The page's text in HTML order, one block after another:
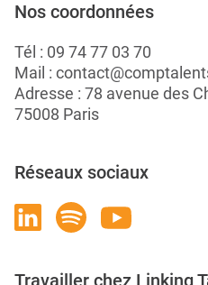
Nos coordonnées
Tél : 09 74 77 03 70
Mail :
Adresse : 78 avenue des
75008 Paris
Réseaux sociaux
Travailler chez Linking